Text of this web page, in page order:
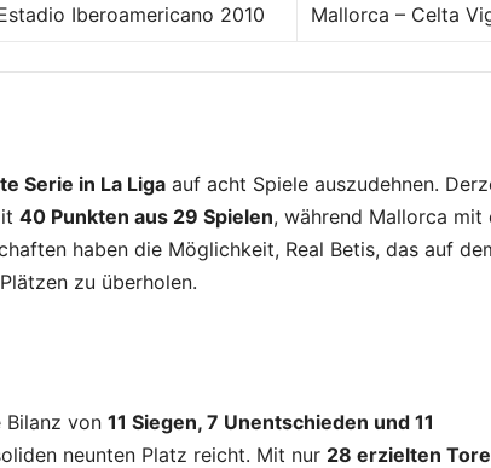
Iberoamericano 2010 Mallorca – Celta
Serie in La Liga auf acht Spiele auszudehnen.
40 Punkten aus 29 Spielen, während Mallorca mit
haben die Möglichkeit, Real Betis, das auf
zu überholen.
Bilanz von 11 Siegen, 7 Unentschieden und 11
neunten Platz reicht. Mit nur 28 erzielten